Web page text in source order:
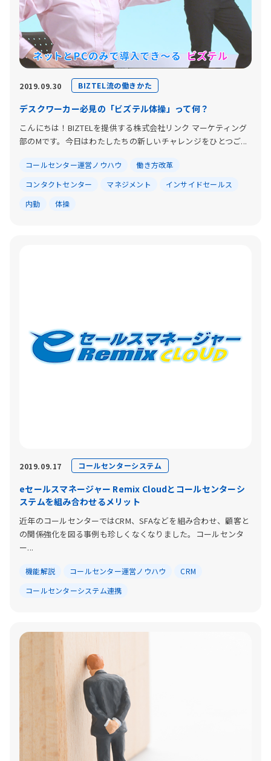
2019.09.30 BIZTEL流の働きかた
デスクワーカー必見の「ビズテル体操」って何？
こんにちは！BIZTELを提供する株式会社リンク マーケティング
部のMです。今日はわたしたちの新しいチャレンジをひとつご...
コールセンター運営ノウハウ
働き方改革
コンタクトセンター
マネジメント
インサイドセールス
内勤
体操
2019.09.17 コールセンターシステム
eセールスマネージャー Remix Cloudとコールセンターシ
ステムを組み合わせるメリット
近年のコールセンターではCRM、SFAなどを組み合わせ、顧客と
の関係強化を図る事例も珍しくなくなりました。コールセンタ
ー...
機能解説 コールセンター運営ノウハウ
CRM
コールセンターシステム連携